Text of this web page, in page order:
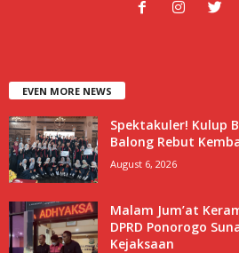
EVEN MORE NEWS
Spektakuler! Kulup
Balong Rebut
August 6, 2026
Malam Jum’at
DPRD Ponorogo
Kejaksaan